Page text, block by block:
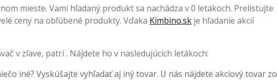
mieste. Vami hľadaný produkt sa nachádza v 0 letákoch. Prelistujte
ceny na obľúbené produkty. Vďaka Kimbino.sk je hľadanie akcií
v zľave, patrí . Nájdete ho v nasledujúcich letákoch:
iné? Vyskúšajte vyhľadať aj iný tovar. U nás nájdete akciový tovar zo